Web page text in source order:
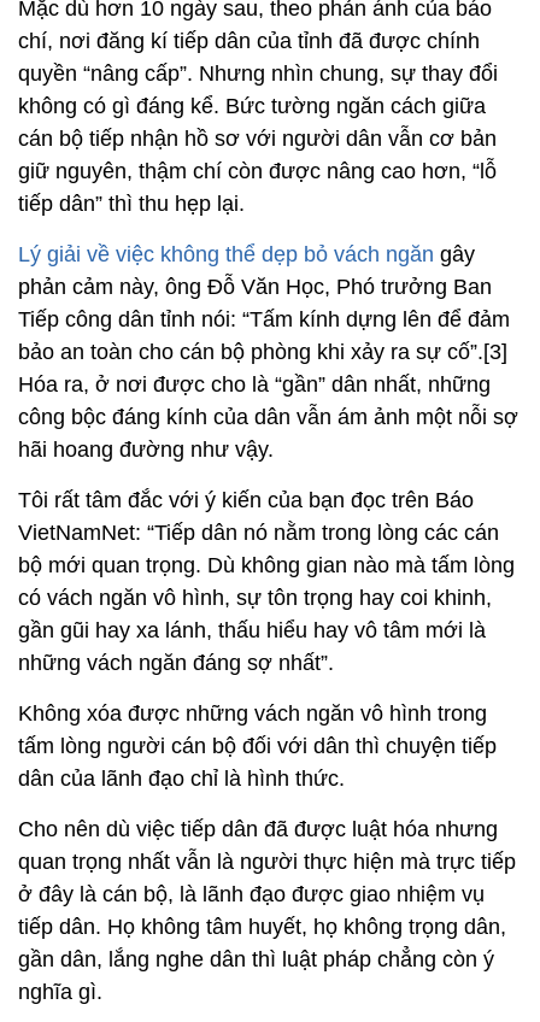
Mặc dù hơn 10 ngày sau, theo phản ánh của báo
chí, nơi đăng kí tiếp dân của tỉnh đã được chính
quyền “nâng cấp”. Nhưng nhìn chung, sự thay đổi
không có gì đáng kể. Bức tường ngăn cách giữa
cán bộ tiếp nhận hồ sơ với người dân vẫn cơ bản
giữ nguyên, thậm chí còn được nâng cao hơn, “lỗ
tiếp dân” thì thu hẹp lại.
Lý giải về việc không thể dẹp bỏ vách ngăn gây
phản cảm này, ông Đỗ Văn Học, Phó trưởng Ban
Tiếp công dân tỉnh nói: “Tấm kính dựng lên để đảm
bảo an toàn cho cán bộ phòng khi xảy ra sự cố”.[3]
Hóa ra, ở nơi được cho là “gần” dân nhất, những
công bộc đáng kính của dân vẫn ám ảnh một nỗi sợ
hãi hoang đường như vậy.
Tôi rất tâm đắc với ý kiến của bạn đọc trên Báo
VietNamNet: “Tiếp dân nó nằm trong lòng các cán
bộ mới quan trọng. Dù không gian nào mà tấm lòng
có vách ngăn vô hình, sự tôn trọng hay coi khinh,
gần gũi hay xa lánh, thấu hiểu hay vô tâm mới là
những vách ngăn đáng sợ nhất”.
Không xóa được những vách ngăn vô hình trong
tấm lòng người cán bộ đối với dân thì chuyện tiếp
dân của lãnh đạo chỉ là hình thức.
Cho nên dù việc tiếp dân đã được luật hóa nhưng
quan trọng nhất vẫn là người thực hiện mà trực tiếp
ở đây là cán bộ, là lãnh đạo được giao nhiệm vụ
tiếp dân. Họ không tâm huyết, họ không trọng dân,
gần dân, lắng nghe dân thì luật pháp chẳng còn ý
nghĩa gì.